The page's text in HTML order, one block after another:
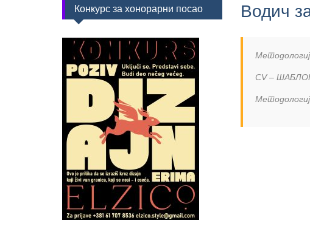
Водич
CV –
Конкурс за хонорарни посао